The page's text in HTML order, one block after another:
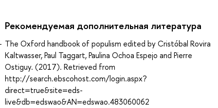
Рекомендуемая дополнительная литература
The Oxford handbook of populism edited by Cristóbal Rovira
Kaltwasser, Paul Taggart, Paulina Ochoa Espejo and Pierre
Ostiguy. (2017). Retrieved from
http://search.ebscohost.com/login.aspx?
direct=true&site=eds-
live&db=edswao&AN=edswao.483060062